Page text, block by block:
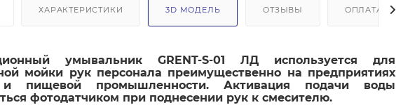
ХАРАКТЕРИСТИКИ 3D МОДЕЛЬ ОТЗЫВЫ ОПЛАТА
умывальник GRENT-S-01 ЛД используется для
мойки рук персонала преимущественно на предприятиях
пищевой промышленности. Активация подачи воды
фотодатчиком при поднесении рук к смесителю.